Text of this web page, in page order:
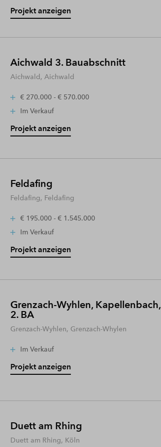
Projekt anzeigen
Aichwald 3. Bauabschnitt
Aichwald, Aichwald
€ 270.000 - € 570.000
Im Verkauf
Projekt anzeigen
Feldafing
Feldafing, Feldafing
€ 195.000 - € 1.545.000
Im Verkauf
Projekt anzeigen
Grenzach-Wyhlen, Kapellenbach,
2. BA
Grenzach-Wyhlen, Grenzach-Whylen
Im Verkauf
Projekt anzeigen
Duett am Rhing
Duett am Rhing, Köln